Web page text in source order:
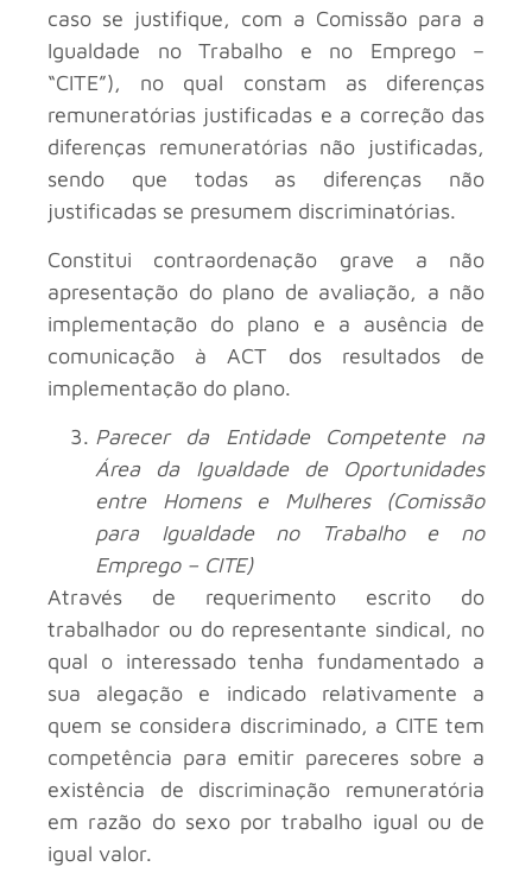
caso se justifique, com a Comissão para a
Igualdade no Trabalho e no Emprego –
“CITE”), no qual constam as diferenças
remuneratórias justificadas e a correção das
diferenças remuneratórias não justificadas,
sendo que todas as diferenças não
justificadas se presumem discriminatórias.
Constitui contraordenação grave a não
apresentação do plano de avaliação, a não
implementação do plano e a ausência de
comunicação à ACT dos resultados de
implementação do plano.
Parecer da Entidade Competente na
Área da Igualdade de Oportunidades
entre Homens e Mulheres (Comissão
para Igualdade no Trabalho e no
Emprego – CITE)
Através de requerimento escrito do
trabalhador ou do representante sindical, no
qual o interessado tenha fundamentado a
sua alegação e indicado relativamente a
quem se considera discriminado, a CITE tem
competência para emitir pareceres sobre a
existência de discriminação remuneratória
em razão do sexo por trabalho igual ou de
igual valor.